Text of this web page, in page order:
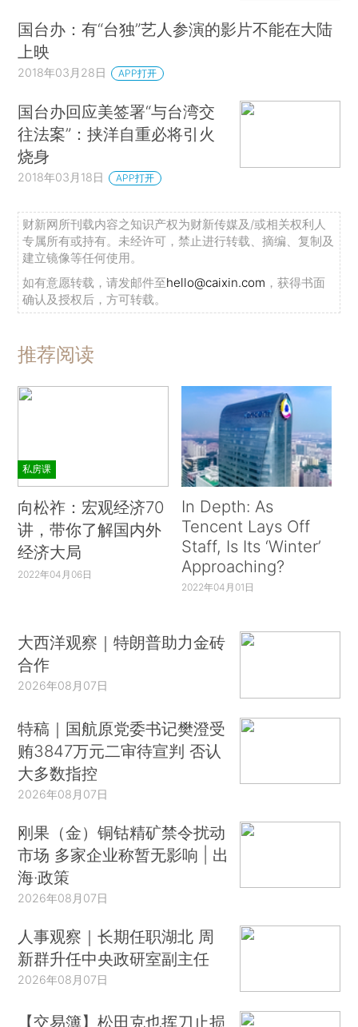
国台办：有“台独”艺人参演的影片不能在大陆
上映
2018年03月28日 APP打开
国台办回应美签署“与台湾交
往法案”：挟洋自重必将引火
烧身
2018年03月18日 APP打开
财新网所刊载内容之知识产权为财新传媒及/或相关权利人
专属所有或持有。未经许可，禁止进行转载、摘编、复制及
建立镜像等任何使用。
如有意愿转载，请发邮件至hello@caixin.com ，获得书面
确认及授权后，方可转载。
推荐阅读
私房课
向松祚：宏观经济70
讲，带你了解国内外
经济大局
2022年04月06日
In Depth: As
Tencent Lays Off
Staff, Is Its ‘Winter’
Approaching?
2022年04月01日
大西洋观察｜特朗普助力金砖
合作
2026年08月07日
特稿｜国航原党委书记樊澄受
贿3847万元二审待宣判 否认
大多数指控
2026年08月07日
刚果（金）铜钴精矿禁令扰动
市场 多家企业称暂无影响 | 出
海·政策
2026年08月07日
人事观察｜长期任职湖北 周
新群升任中央政研室副主任
2026年08月07日
【交易簿】松田克也挥刀止损